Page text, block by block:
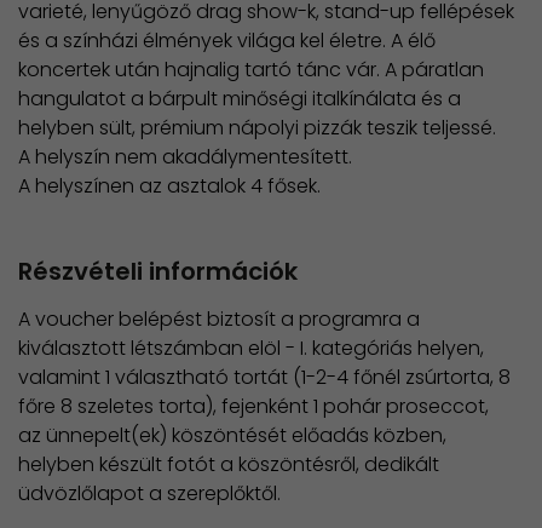
varieté, lenyűgöző drag show-k, stand-up fellépések
és a színházi élmények világa kel életre. A élő
koncertek után hajnalig tartó tánc vár. A páratlan
hangulatot a bárpult minőségi italkínálata és a
helyben sült, prémium nápolyi pizzák teszik teljessé.
A helyszín nem akadálymentesített.
​A helyszínen az asztalok 4 fősek.
Részvételi információk
A voucher belépést biztosít a programra a
kiválasztott létszámban elöl - I. kategóriás helyen,
valamint 1 választható tortát (1-2-4 főnél zsúrtorta, 8
főre 8 szeletes torta), fejenként 1 pohár proseccot,
az ünnepelt(ek) köszöntését előadás közben,
helyben készült fotót a köszöntésről, dedikált
üdvözlőlapot a szereplőktől.